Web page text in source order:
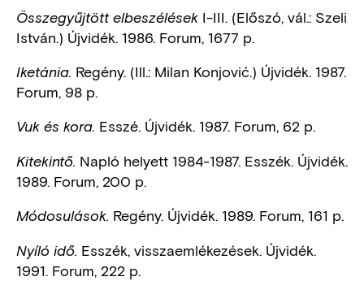
Összegyűjtött elbeszélések I-III. (Előszó, vál.: Szeli
István.) Újvidék. 1986. Forum, 1677 p.
Iketánia. Regény. (Ill.: Milan Konjović.) Újvidék. 1987.
Forum, 98 p.
Vuk és kora. Esszé. Újvidék. 1987. Forum, 62 p.
Kitekintő. Napló helyett 1984-1987. Esszék. Újvidék.
1989. Forum, 200 p.
Módosulások. Regény. Újvidék. 1989. Forum, 161 p.
Nyíló idő. Esszék, visszaemlékezések. Újvidék.
1991. Forum, 222 p.